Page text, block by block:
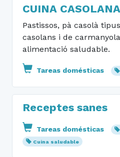
CUINA CASOLANA
Pastissos, pà casolà
casolans i de
alimentació saludable.
Tareas domésticas
Receptes sanes
Tareas domésticas
Cuina saludable